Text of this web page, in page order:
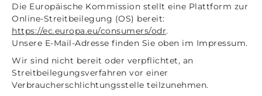
Die Europäische Kommission stellt eine Plattform zur
Online-Streitbeilegung (OS) bereit:
https://ec.europa.eu/consumers/odr.
Unsere E-Mail-Adresse finden Sie oben im Impressum.
Wir sind nicht bereit oder verpflichtet, an
Streitbeilegungsverfahren vor einer
Verbraucherschlichtungsstelle teilzunehmen.